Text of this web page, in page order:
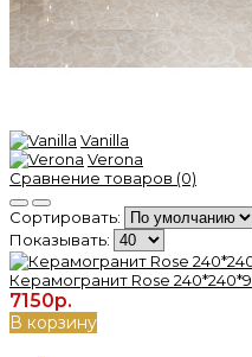
Vanilla
Verona
Сравнение товаров (0)
Сортировать:
Показывать:
Керамогранит Rose 240*240*9
7150р.
В корзину